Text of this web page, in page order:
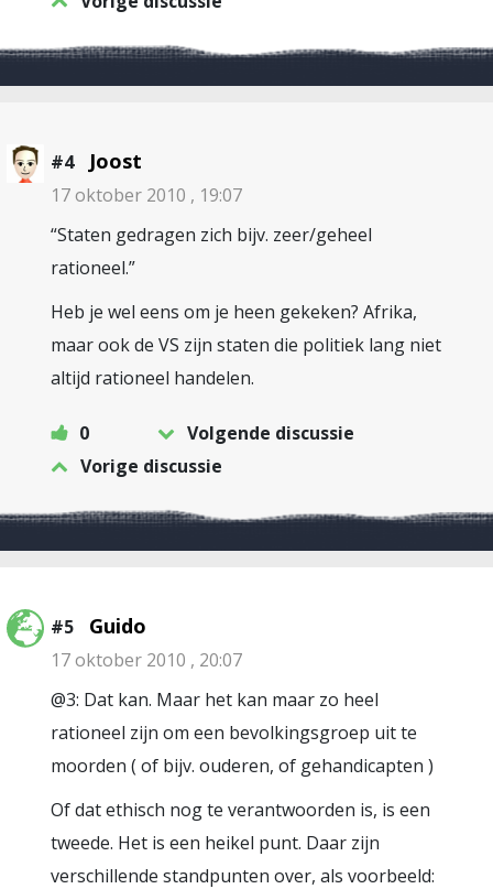
#4 Joost
17 oktober 2010 , 19:07
“Staten gedragen zich bijv. zeer/geheel
rationeel.”
Heb je wel eens om je heen gekeken? Afrika,
maar ook de VS zijn staten die politiek lang niet
altijd rationeel handelen.
0
Volgende discussie
Vorige discussie
#5 Guido
17 oktober 2010 , 20:07
@3: Dat kan. Maar het kan maar zo heel
rationeel zijn om een bevolkingsgroep uit te
moorden ( of bijv. ouderen, of gehandicapten )
Of dat ethisch nog te verantwoorden is, is een
tweede. Het is een heikel punt. Daar zijn
verschillende standpunten over, als voorbeeld: